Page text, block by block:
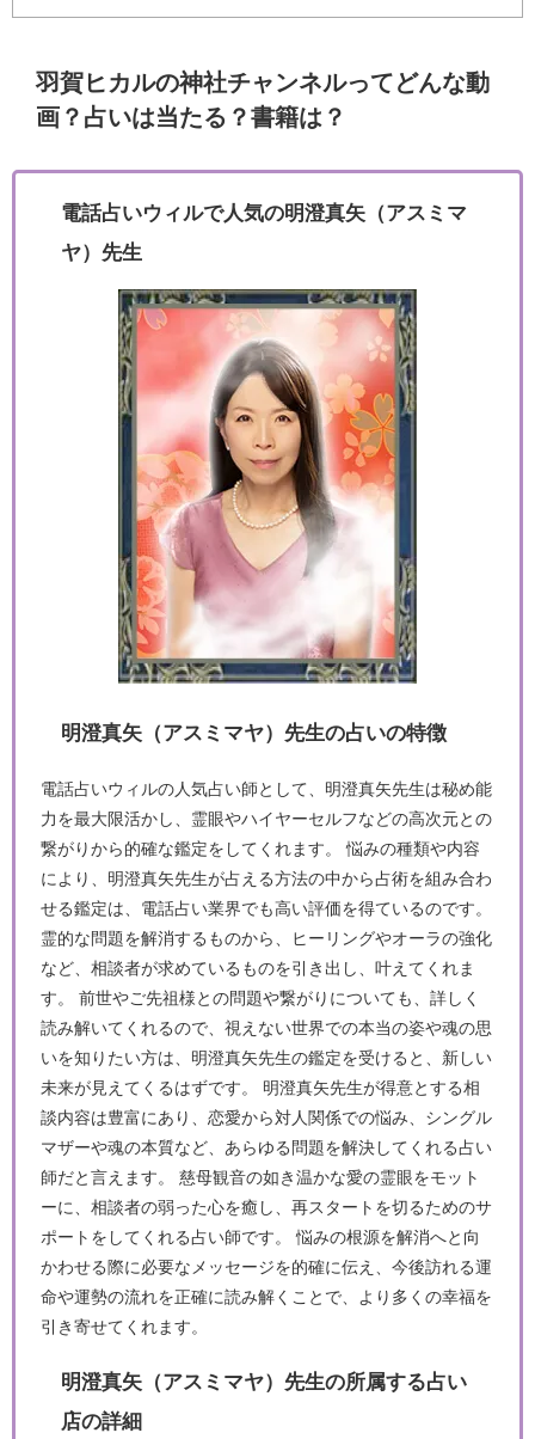
羽賀ヒカルの神社チャンネルってどんな動
画？占いは当たる？書籍は？
電話占いウィルで人気の明澄真矢（アスミマ
ヤ）先生
明澄真矢（アスミマヤ）先生の占いの特徴
電話占いウィルの人気占い師として、明澄真矢先生は秘め能
力を最大限活かし、霊眼やハイヤーセルフなどの高次元との
繋がりから的確な鑑定をしてくれます。 悩みの種類や内容
により、明澄真矢先生が占える方法の中から占術を組み合わ
せる鑑定は、電話占い業界でも高い評価を得ているのです。
霊的な問題を解消するものから、ヒーリングやオーラの強化
など、相談者が求めているものを引き出し、叶えてくれま
す。 前世やご先祖様との問題や繋がりについても、詳しく
読み解いてくれるので、視えない世界での本当の姿や魂の思
いを知りたい方は、明澄真矢先生の鑑定を受けると、新しい
未来が見えてくるはずです。 明澄真矢先生が得意とする相
談内容は豊富にあり、恋愛から対人関係での悩み、シングル
マザーや魂の本質など、あらゆる問題を解決してくれる占い
師だと言えます。 慈母観音の如き温かな愛の霊眼をモット
ーに、相談者の弱った心を癒し、再スタートを切るためのサ
ポートをしてくれる占い師です。 悩みの根源を解消へと向
かわせる際に必要なメッセージを的確に伝え、今後訪れる運
命や運勢の流れを正確に読み解くことで、より多くの幸福を
引き寄せてくれます。
明澄真矢（アスミマヤ）先生の所属する占い
店の詳細